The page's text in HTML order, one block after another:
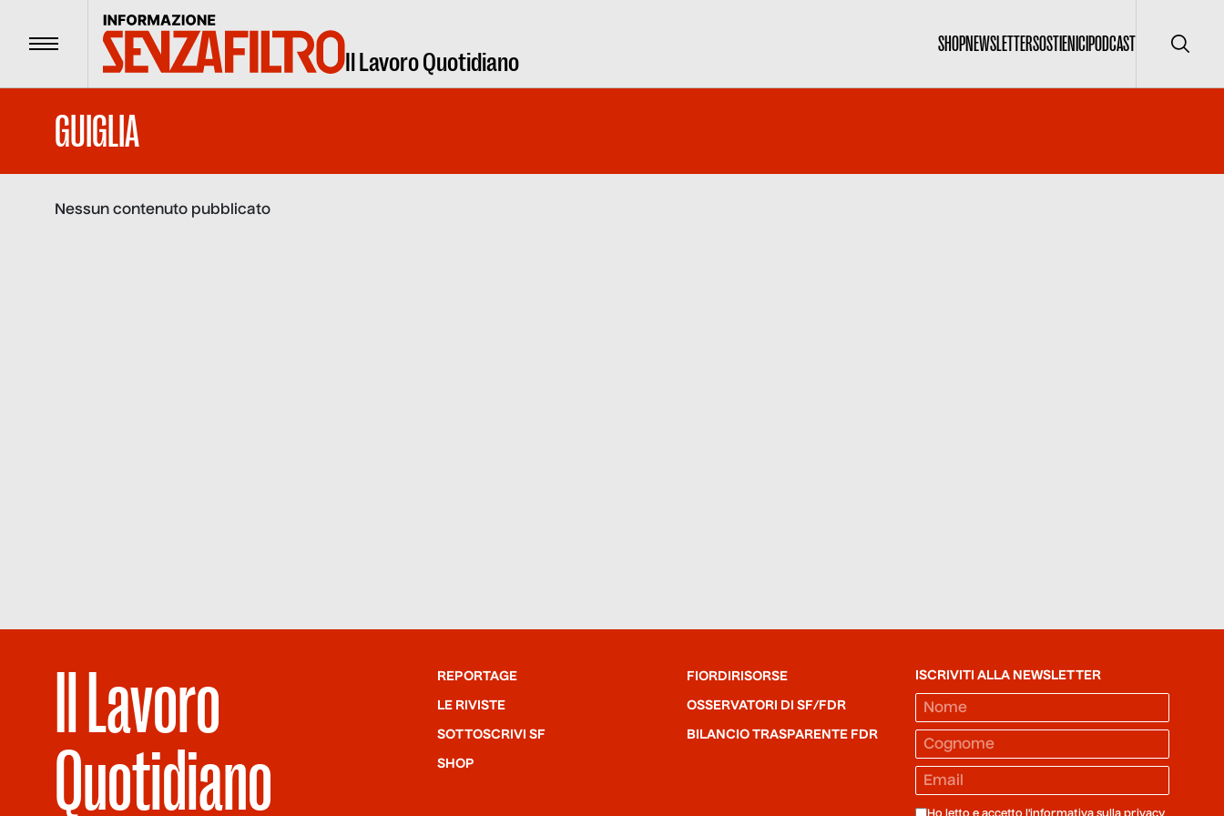
Menu Il Lavoro Quotidiano
SHOPNEWSLETTERSOSTIENICIPODCAST Cerca
GUIGLIA
Nessun contenuto pubblicato
Il Lavoro
Quotidiano
REPORTAGE
LE RIVISTE
SOTTOSCRIVI SF
SHOP
FIORDIRISORSE
OSSERVATORI DI SF/FDR
BILANCIO TRASPARENTE FDR
ISCRIVITI ALLA NEWSLETTER